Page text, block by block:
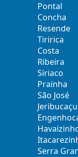
Pontal
Concha
Resende
Tiririca
Costa
Ribeira
Siriaco
Prainha
São José
Jeribucaçu
Serra